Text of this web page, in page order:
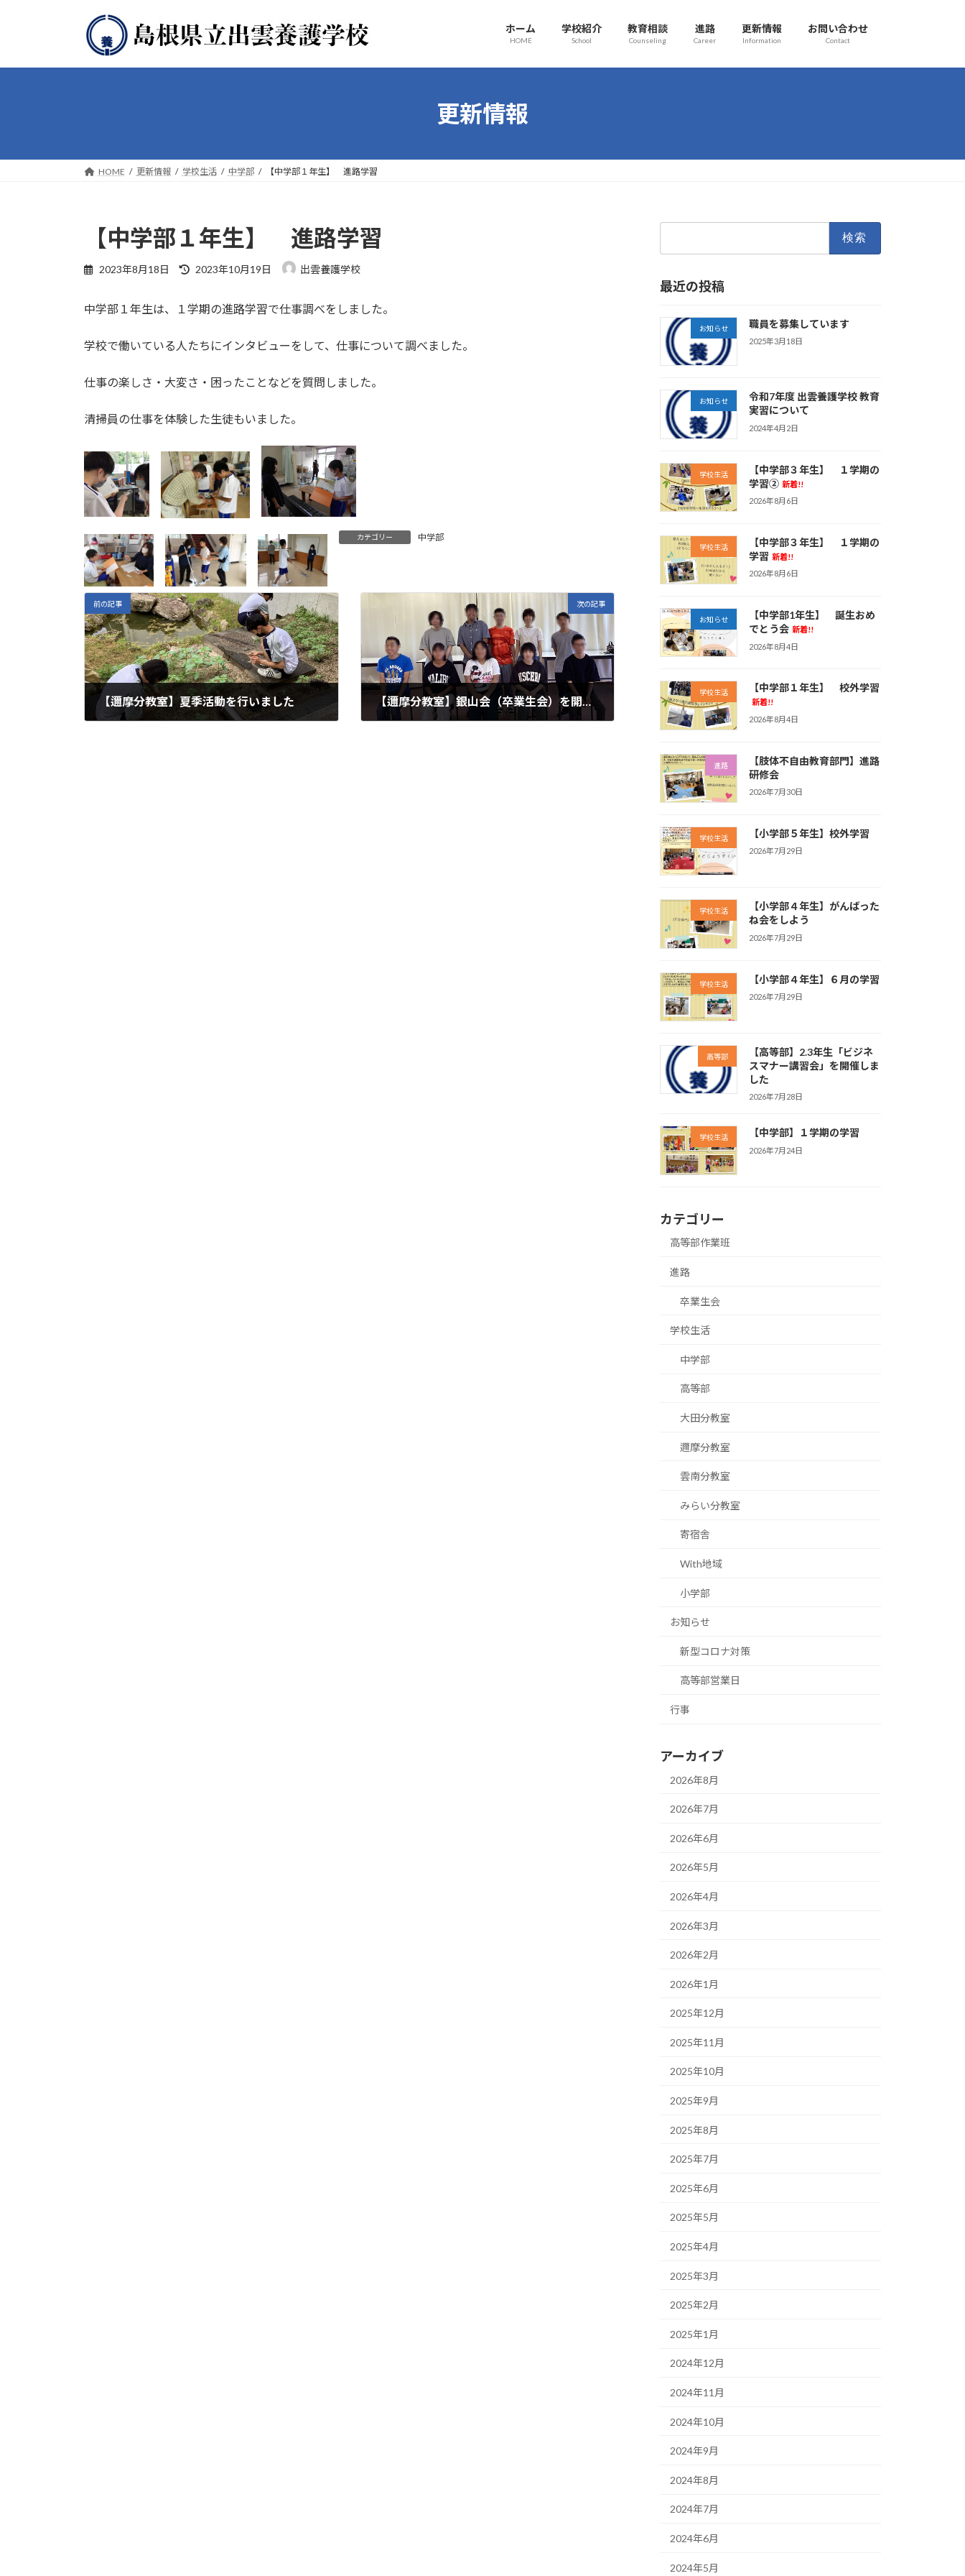
プ
動
ホーム
HOME
学校紹介
School
教育相談
Counseling
進路
Career
更新情報
Information
お問い合わせ
Contact
更新情報
HOME 更新情報 学校生活 中学部 【中学部１年生】 進路学習
【中学部１年生】 進路学習
2023年8月18日
最
新
時
:
2023年10月19日 出雲養護学校
中学部１年生は、１学期の進路学習で仕事調べをしました。
学校で働いている人たちにインタビューをして、仕事について調べました。
仕事の楽しさ・大変さ・困ったことなどを質問しました。
清掃員の仕事を体験した生徒もいました。
カテゴリー 中学部
前の記事
【邇摩分教室】夏季活動を行いました
次の記事
【邇摩分教室】銀山会（卒業生会）を開きました
最近の投稿
お知らせ 職員を募集しています
2025年3月18日
お知らせ
令和7年度 出雲養護学校 教育
実習について
2024年4月2日
学校生活
【中学部３年生】 １学期の
学習② 新着!!
2026年8月6日
学校生活
【中学部３年生】 １学期の
学習 新着!!
2026年8月6日
お知らせ
【中学部1年生】 誕生おめ
でとう会 新着!!
2026年8月4日
学校生活 【中学部１年生】 校外学習
新着!!
2026年8月4日
進路
【肢体不自由教育部門】進路
研修会
2026年7月30日
学校生活 【小学部５年生】校外学習
2026年7月29日
学校生活
【小学部４年生】がんばった
ね会をしよう
2026年7月29日
学校生活 【小学部４年生】６月の学習
2026年7月29日
高等部
【高等部】2.3年生「ビジネ
スマナー講習会」を開催しま
した
2026年7月28日
学校生活 【中学部】１学期の学習
2026年7月24日
カテゴリー
高等部作業班
進路
卒業生会
学校生活
中学部
高等部
大田分教室
邇摩分教室
雲南分教室
みらい分教室
寄宿舎
With地域
小学部
お知らせ
新型コロナ対策
高等部営業日
行事
アーカイブ
2026年8月
2026年7月
2026年6月
2026年5月
2026年4月
2026年3月
2026年2月
2026年1月
2025年12月
2025年11月
2025年10月
2025年9月
2025年8月
2025年7月
2025年6月
2025年5月
2025年4月
2025年3月
2025年2月
2025年1月
2024年12月
2024年11月
2024年10月
2024年9月
2024年8月
2024年7月
2024年6月
2024年5月